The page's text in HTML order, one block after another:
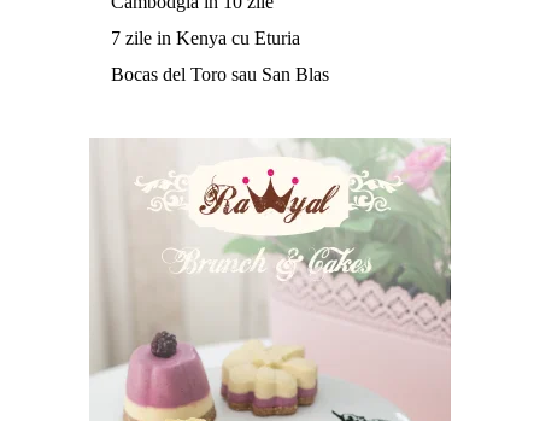
7 zile in Kenya cu Eturia
Bocas del Toro sau San Blas